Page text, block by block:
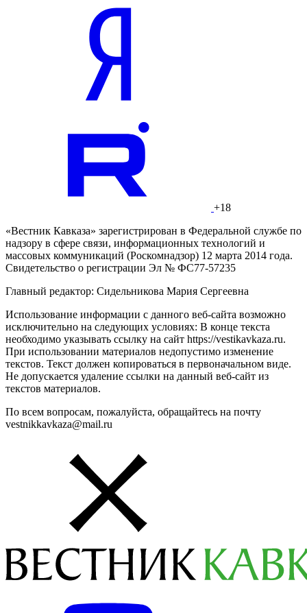
+18
«Вестник Кавказа» зарегистрирован в Федеральной службе по
надзору в сфере связи, информационных технологий и
массовых коммуникаций (Роскомнадзор) 12 марта 2014 года.
Свидетельство о регистрации Эл № ФС77-57235
Главный редактор: Сидельникова Мария Сергеевна
Использование информации с данного веб-сайта возможно
исключительно на следующих условиях: В конце текста
необходимо указывать ссылку на сайт https://vestikavkaza.ru.
При использовании материалов недопустимо изменение
текстов. Текст должен копироваться в первоначальном виде.
Не допускается удаление ссылки на данный веб-сайт из
текстов материалов.
По всем вопросам, пожалуйста, обращайтесь на почту
vestnikkavkaza@mail.ru